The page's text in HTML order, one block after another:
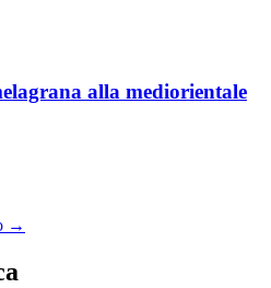
alla mediorientale
→